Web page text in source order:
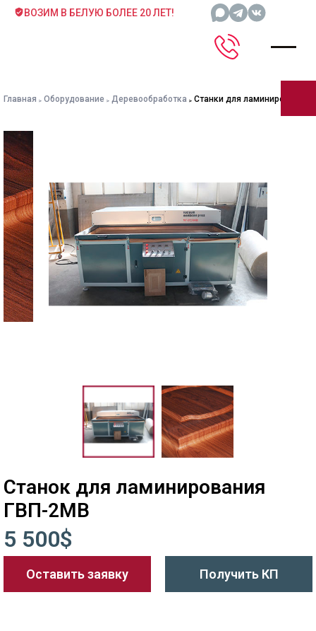
ВОЗИМ В БЕЛУЮ БОЛЕЕ 20 ЛЕТ!
Главная Оборудование Деревообработка Станки для ламинирования
Станок для ламинирования
ГВП-2МВ
5 500$
Оставить заявку Получить КП